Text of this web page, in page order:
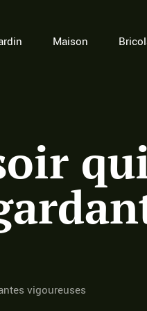
Maison
vigoureuses